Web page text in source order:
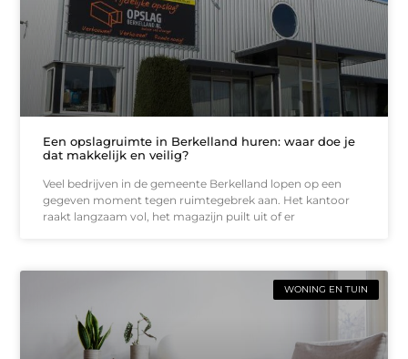
Een opslagruimte in Berkelland huren: waar doe je
dat makkelijk en veilig?
Veel bedrijven in de gemeente Berkelland lopen op een
gegeven moment tegen ruimtegebrek aan. Het kantoor
raakt langzaam vol, het magazijn puilt uit of er
WONING EN TUIN